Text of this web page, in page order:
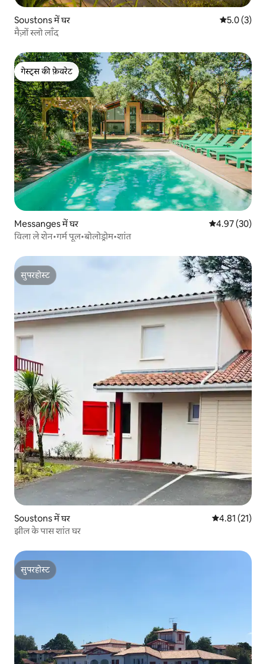
Soustons में घर औसत रेटिंग 5
5.0 (3)
मैज़ों स्लो लाँद
गेस्ट्स की फ़ेवरेट
गेस्ट्स की फ़ेवरेट
Messanges में घर औसत रेटिंग 5 में
4.97 (30)
विला ले शेन•गर्म पूल•बोलोड्रोम•शांत
सुपरहोस्ट
सुपरहोस्ट
Soustons में घर औसत रेटिंग 5 में
4.81 (21)
झील के पास शांत घर
सुपरहोस्ट
सुपरहोस्ट